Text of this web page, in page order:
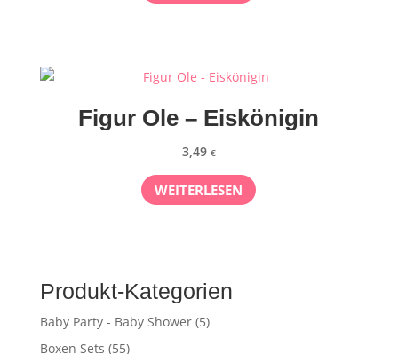
Figur Ole – Eiskönigin
3,49 €
WEITERLESEN
Produkt-Kategorien
Baby Party - Baby Shower (5)
Boxen Sets (55)